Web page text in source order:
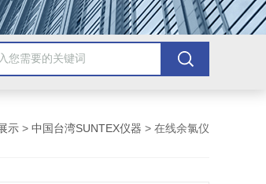
示 > 中国台湾SUNTEX仪器 > 在线余氯仪